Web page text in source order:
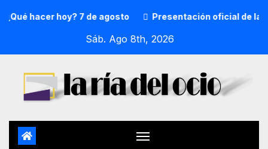
hacer hoy? 7 de agosto Presentación oficial de la
Sáb. Ago 8th, 2026